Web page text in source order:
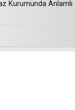
Kurumunda Anlamlı